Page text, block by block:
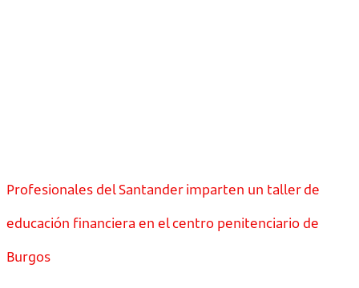
Profesionales del Santander imparten un taller de
educación financiera en el centro penitenciario de
Burgos